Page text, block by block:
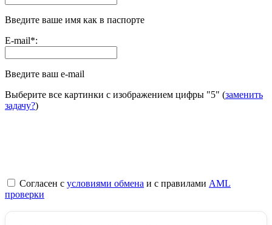
Введите ваше имя как в паспорте
E-mail*:
Введите ваш e-mail
Выберите все картинки с изображением цифры "5" (заменить
задачу?)
Согласен с условиями обмена и с правилами AML
проверки